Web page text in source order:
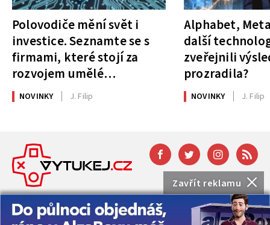
Zavřít reklamu
Polovodiče mění svět i
investice. Seznamte se s
firmami, které stojí za
rozvojem umělé
inteligence
NOVINKY J. Filip
Alphabet,
další
zveřejnili
prozradila?
NOVINKY J. Filip